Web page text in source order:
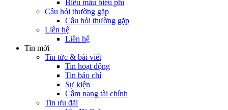
Biểu mẫu biểu phí
Câu hỏi thường gặp
Câu hỏi thường gặp
Liên hệ
Liên hệ
Tin mới
Tin tức & bài viết
Tin hoạt động
Tin báo chí
Sự kiện
Cẩm nang tài chính
Tin ưu đãi